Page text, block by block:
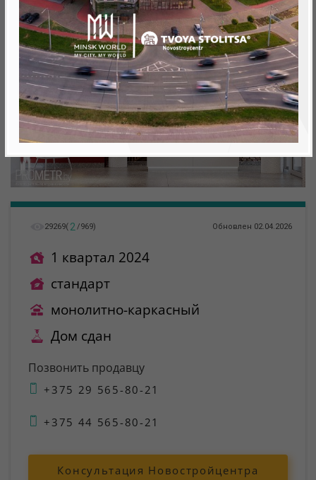
29269( 2 /969) Обновлен 02.04.2026
1 квартал 2024
стандарт
монолитно-каркасный
Дом сдан
Позвонить продавцу
+375 29 565-80-21
+375 44 565-80-21
Консультация Новостройцентра